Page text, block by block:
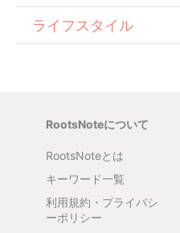
ライフスタイル
RootsNoteについて
RootsNoteとは
キーワード一覧
利用規約・プライバシ
ーポリシー